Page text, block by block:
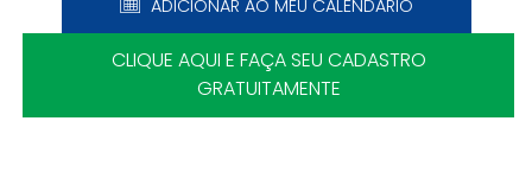
ADICIONAR AO MEU CALENDÁRIO
CLIQUE AQUI E FAÇA SEU CADASTRO
GRATUITAMENTE